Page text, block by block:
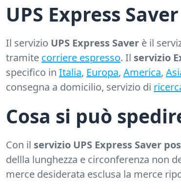
UPS Express Saver
Il servizio UPS Express Saver è il
tramite corriere espresso. Il servizio
specifico in Italia, Europa, America,
consegna a domicilio, servizio di
Cosa si può
Con il servizio UPS Express Saver
dellla lunghezza e circonferenza non
merce desiderata esclusa la merce